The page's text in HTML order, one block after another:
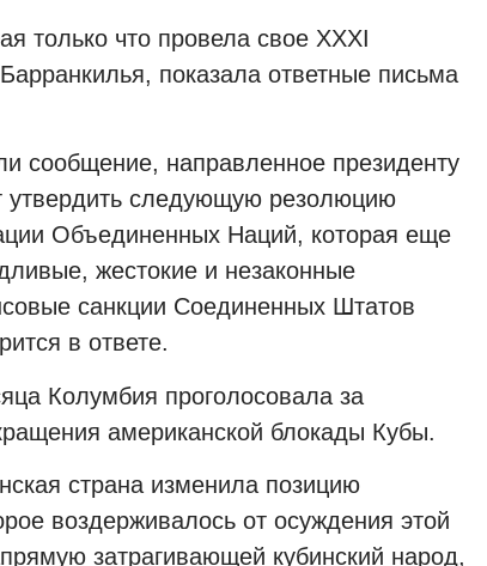
только что провела свое XXXI
показала ответные письма
сообщение, направленное президенту
утвердить следующую резолюцию
Объединенных Наций, которая еще
жестокие и незаконные
санкции Соединенных Штатов
в ответе.
Колумбия проголосовала за
американской блокады Кубы.
страна изменила позицию
воздерживалось от осуждения этой
затрагивающей кубинский народ,